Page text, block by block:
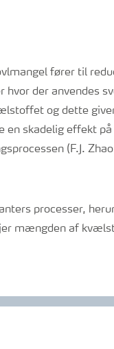
fører til
der anvendes
og dette
en skadelig effekt
(F.J.
processer,
mængden af